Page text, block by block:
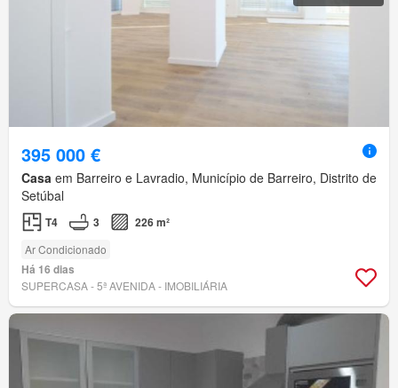
395 000 €
Casa em Barreiro e Lavradio, Município de Barreiro, Distrito de
Setúbal
T4 3 226 m²
Ar Condicionado
Há 16 dias
SUPERCASA - 5ª AVENIDA - IMOBILIÁRIA